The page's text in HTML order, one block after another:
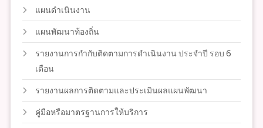
แผนดำเนินงาน
แผนพัฒนาท้องถิ่น
รายงานการกำกับติดตามการดำเนินงาน ประจำปี รอบ 6
เดือน
รายงานผลการติดตามและประเมินผลแผนพัฒนา
คู่มือหรือมาตรฐานการให้บริการ